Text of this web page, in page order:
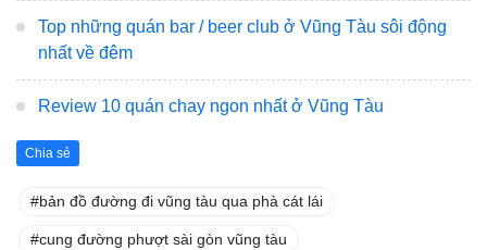
Top những quán bar / beer club ở Vũng Tàu sôi động
nhất về đêm
Review 10 quán chay ngon nhất ở Vũng Tàu
Chia sẻ
bản đồ đường đi vũng tàu qua phà cát lái
cung đường phượt sài gòn vũng tàu